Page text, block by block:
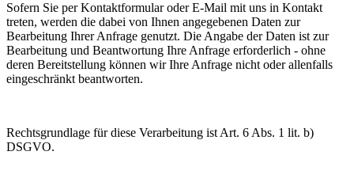
Sofern Sie per Kontaktformular oder E-Mail mit uns in Kontakt
treten, werden die dabei von Ihnen angegebenen Daten zur
Bearbeitung Ihrer Anfrage genutzt. Die Angabe der Daten ist zur
Bearbeitung und Beantwortung Ihre Anfrage erforderlich - ohne
deren Bereitstellung können wir Ihre Anfrage nicht oder allenfalls
eingeschränkt beantworten.
Rechtsgrundlage für diese Verarbeitung ist Art. 6 Abs. 1 lit. b)
DSGVO.